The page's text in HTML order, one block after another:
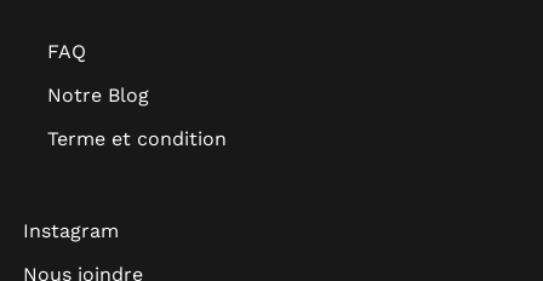
FAQ
Notre Blog
Terme et condition
Instagram
Nous joindre